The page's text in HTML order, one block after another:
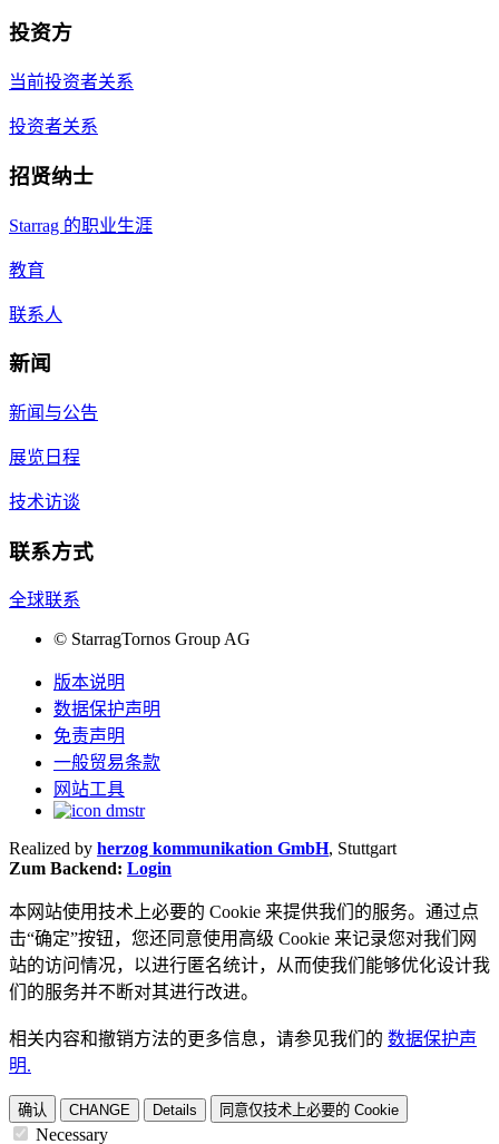
投资方
当前投资者关系
投资者关系
招贤纳士
Starrag 的职业生涯
教育
联系人
新闻
新闻与公告
展览日程
技术访谈
联系方式
全球联系
© StarragTornos Group AG
版本说明
数据保护声明
免责声明
一般贸易条款
网站工具
Realized by herzog kommunikation GmbH, Stuttgart
Zum Backend: Login
本网站使用技术上必要的 Cookie 来提供我们的服务。通过点
击“确定”按钮，您还同意使用高级 Cookie 来记录您对我们网
站的访问情况，以进行匿名统计，从而使我们能够优化设计我
们的服务并不断对其进行改进。
相关内容和撤销方法的更多信息，请参见我们的 数据保护声
明.
确认 CHANGE Details 同意仅技术上必要的 Cookie
Necessary